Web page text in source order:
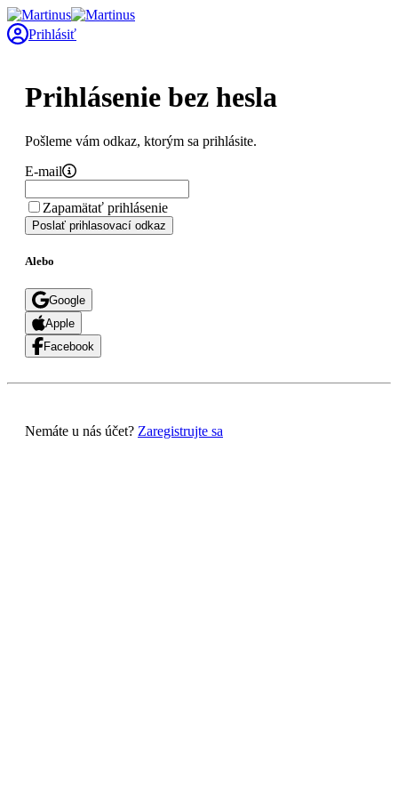
Prihlásiť
Prihlásenie bez hesla
Pošleme vám odkaz, ktorým sa prihlásite.
E-mail
Zapamätať prihlásenie
Poslať prihlasovací odkaz
Alebo
Google
Apple
Facebook
Nemáte u nás účet? Zaregistrujte sa